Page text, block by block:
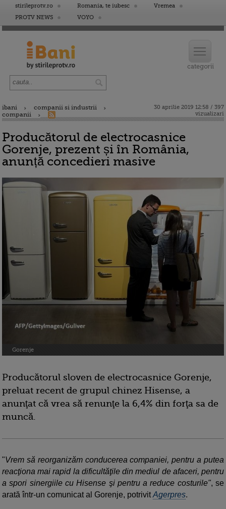
stirileprotv.ro Romania, te iubesc
Vremea
PROTV NEWS
VOYO
ibani
companii si industrii
companii
30 aprilie 2019 12:58 / 397
vizualizari
Producătorul de electrocasnice
Gorenje, prezent și în România,
anunță concedieri masive
Gorenje
Producătorul sloven de electrocasnice Gorenje,
preluat recent de grupul chinez Hisense, a
anunţat că vrea să renunţe la 6,4% din forţa sa de
muncă.
"Vrem să reorganizăm conducerea companiei, pentru a putea
reacţiona mai rapid la dificultăţile din mediul de afaceri, pentru
a spori sinergiile cu Hisense şi pentru a reduce costurile", se
arată într-un comunicat al Gorenje, potrivitAgerpres.